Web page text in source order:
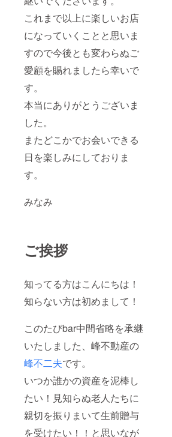
これまで以上に楽しいお店
になっていくことと思いま
すので今後とも変わらぬご
愛顧を賜れましたら幸いで
す。
本当にありがとうございま
した。
またどこかでお会いできる
日を楽しみにしておりま
す。
みなみ
ご挨拶
知ってる方はこんにちは！
知らない方は初めまして！
このたびbar中間省略を承継
いたしました、峰不動産の
峰不二夫です。
いつか誰かの資産を泥棒し
たい！見知らぬ老人たちに
親切を振りまいて生前贈与
を受けたい！！と思いなが